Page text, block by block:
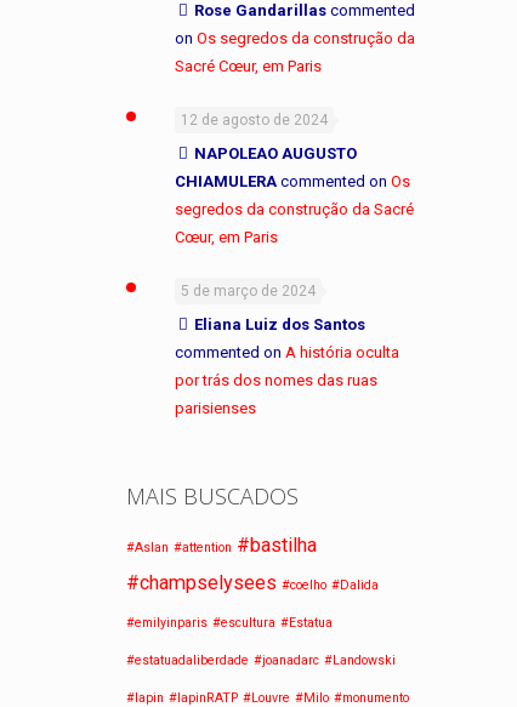
Rose Gandarillas commented
onOs segredos da construção da
Sacré Cœur, em Paris
12 de agosto de 2024
NAPOLEAO AUGUSTO
CHIAMULERA commented onOs
segredos da construção da Sacré
Cœur, em Paris
5 de março de 2024
Eliana Luiz dos Santos
commented onA história oculta
por trás dos nomes das ruas
parisienses
MAIS BUSCADOS
#Aslan #attention #bastilha
#champselysees #coelho #Dalida
#emilyinparis #escultura #Estatua
#estatuadaliberdade #joanadarc #Landowski
#lapin #lapinRATP #Louvre #Milo #monumento